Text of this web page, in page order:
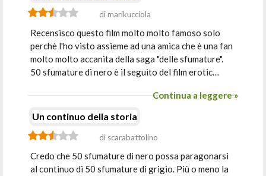
di marikucciola
Recensisco questo film molto molto famoso solo
perchè l'ho visto assieme ad una amica che è una fan
molto molto accanita della saga "delle sfumature".
50 sfumature di nero è il seguito del film erotic…
Continua a leggere »
Un continuo della storia
di scarabattolino
Credo che 50 sfumature di nero possa paragonarsi
al continuo di 50 sfumature di grigio. Più o meno la